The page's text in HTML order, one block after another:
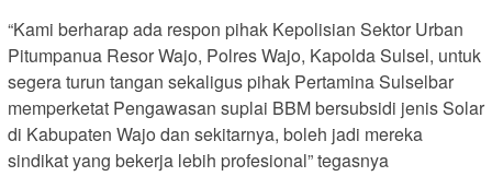
“Kami berharap ada respon pihak Kepolisian Sektor Urban
Pitumpanua Resor Wajo, Polres Wajo, Kapolda Sulsel, untuk
segera turun tangan sekaligus pihak Pertamina Sulselbar
memperketat Pengawasan suplai BBM bersubsidi jenis Solar
di Kabupaten Wajo dan sekitarnya, boleh jadi mereka
sindikat yang bekerja lebih profesional” tegasnya